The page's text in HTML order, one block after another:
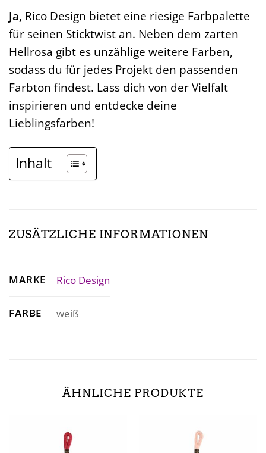
Ja, Rico Design bietet eine riesige Farbpalette
für seinen Sticktwist an. Neben dem zarten
Hellrosa gibt es unzählige weitere Farben,
sodass du für jedes Projekt den passenden
Farbton findest. Lass dich von der Vielfalt
inspirieren und entdecke deine
Lieblingsfarben!
Inhalt
ZUSÄTZLICHE INFORMATIONEN
MARKE Rico Design
FARBE weiß
ÄHNLICHE PRODUKTE